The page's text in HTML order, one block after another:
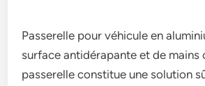
Passerelle pour véhicule en
surface antidérapante et de mains
passerelle constitue une solution